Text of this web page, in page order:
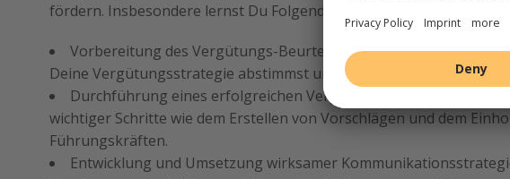
fördern. Insbesondere lernst Du Folgendes:
Vorbereitung des Vergütungs-Beurteilungszeitraums, indem
Deine Vergütungsstrategie abstimmst und das Budget festlegst.
Durchführung eines erfolgreichen Vergütungs-
wichtiger Schritte wie dem Erstellen von Vorschlägen und dem
Führungskräften.
Entwicklung und Umsetzung wirksamer